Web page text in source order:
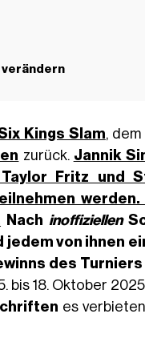
verändern
Kings Slam,
zurück. Jannik
Taylor Fritz und
Nach inoffiziellen
von ihnen
des
bis 18. Oktober
es